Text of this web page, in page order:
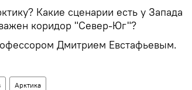
Какие сценарии есть у Запада
коридор "Север-Юг"?
Дмитрием Евстафьевым.
Арктика